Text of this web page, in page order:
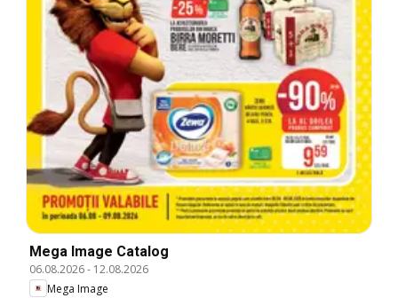
Mega Image Catalog
06.08.2026- 12.08.2026
Mega Image